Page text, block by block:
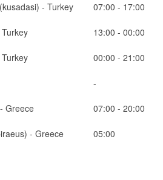
Bölgeler
- Turkey 07:00 - 17:00
13:00 - 00:00
00:00 - 21:00
-
Greece 07:00 - 20:00
- Greece 05:00